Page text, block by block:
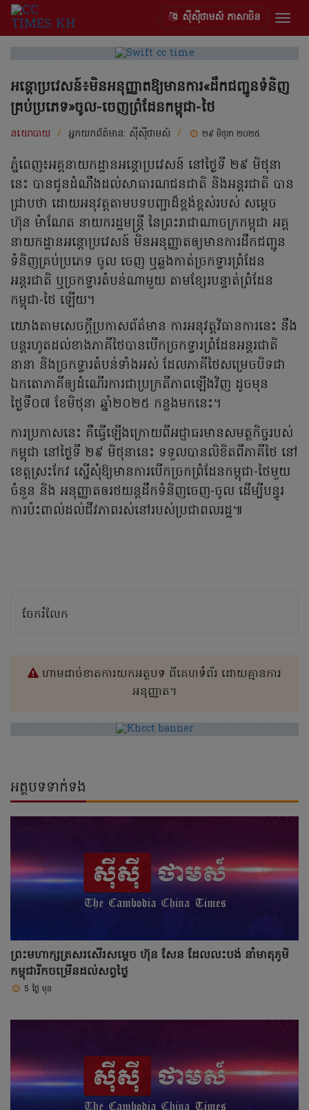
ស៊ីស៊ីថាមស៍ ភាសាចិន
អន្តោប្រវេសន៍៖មិនអនុញ្ញាតឱ្យមានការ«ដឹកជញ្ជូនទំនិញ
គ្រប់ប្រភេទ»ចូល-ចេញព្រំដែនកម្ពុជា-ថៃ
នយោបាយ / អ្នកយកព័ត៌មាន: ស៊ីស៊ីថាមស៍ / ២៩ មិថុនា ២០២៥
ភ្នំពេញ៖អគ្គនាយកដ្ឋានអន្តោប្រវេសន៍ នៅថ្ងៃទី ២៩ មិថុនា
នេះ បានជូនដំណឹងដល់សាធារណជនជាតិ និងអន្តរជាតិ បាន
ជ្រាបថា ដោយអនុវត្តតាមបទបញ្ជាដ៏ខ្ពង់ខ្ពស់របស់ សម្តេច
ហ៊ុន ម៉ាណែត នាយករដ្ឋមន្ត្រី នៃព្រះរាជាណាចក្រកម្ពុជា អគ្គ
នាយកដ្ឋានអន្តោប្រវេសន៍ មិនអនុញ្ញាតឲ្យមានការដឹកជញ្ជូន
ទំនិញគ្រប់ប្រភេទ ចូល ចេញ ឬឆ្លងកាត់ច្រកទ្វារព្រំដែន
អន្តរជាតិ ឬច្រកទ្វារតំបន់ណាមួយ តាមខ្សែរបន្ទាត់ព្រំដែន
កម្ពុជា-ថៃ ឡើយ។
យោងតាមសេចក្តីប្រកាសព័ត៌មាន ការអនុវត្តវិធានការនេះ នឹង
បន្តរហូតដល់ខាងភាគីថៃបានបើកច្រកទ្វារព្រំដែនអន្តរជាតិ
នានា និងច្រកទ្វារតំបន់ទាំងអស់ ដែលភាគីថៃសម្រេចបិទជា
ឯកតោភាគីឲ្យដំណើរការជាប្រក្រតីភាពឡើងវិញ ដូចមុន
ថ្ងៃទី០៧ ខែមិថុនា ឆ្នាំ២០២៥ កន្លងមកនេះ។
ការប្រកាសនេះ គឺធ្វើឡើងក្រោយពីអជ្ញាធរមានសមត្ថកិច្ចរបស់
កម្ពុជា នៅថ្ងៃទី ២៩ មិថុនានេះ ទទួលបានលិខិតពីភាគីថៃ នៅ
ខេត្តស្រះកែវ ស្នើសុំឱ្យមានការបើកច្រកព្រំដែនកម្ពុជា-ថៃមួយ
ចំនួន និង អនុញ្ញាតឲរថយន្តដឹកទំនិញចេញ-ចូល ដើម្បីបន្ធូរ
ការប៉ះពាល់ដល់ជីវភាពរស់នៅរបស់ប្រជាពលរដ្ឋ៕
ចែករំលែក
ហាមដាច់ខាតការយកអត្ថបទ ពីគេហទំព័រ ដោយគ្មានការ
អនុញ្ញាត។
អត្ថបទទាក់ទង
ព្រះមហាក្សត្រសរសើរសម្តេច ហ៊ុន សែន ដែលលះបង់ នាំមាតុភូមិ
កម្ពុជារីកចម្រើនដល់សព្វថ្ងៃ
5 ថ្ងៃ មុន